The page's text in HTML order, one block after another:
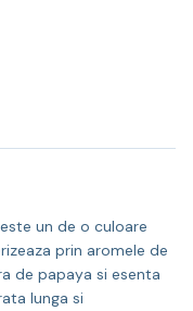
un de o culoare
prin aromele de
de papaya si esenta
lunga si